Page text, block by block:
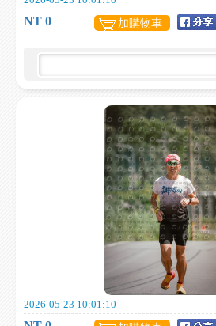
NT 0 加購物車
2026-05-23 10:01:10